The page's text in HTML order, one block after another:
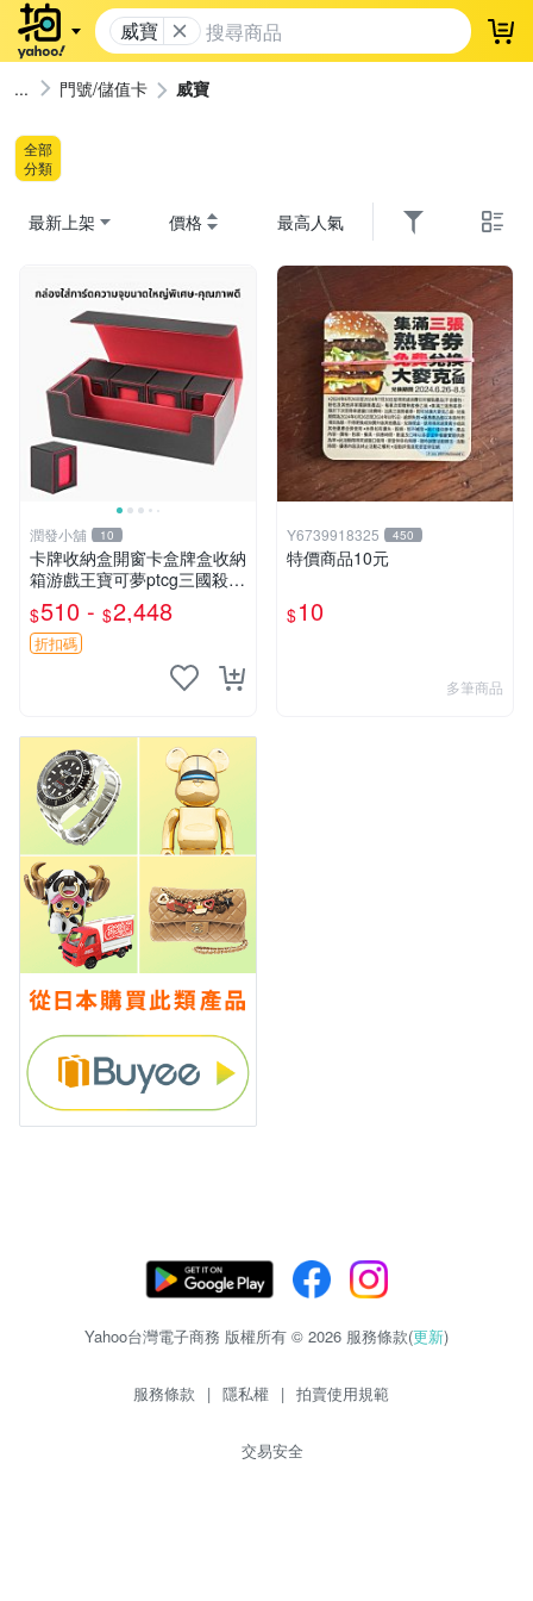
威寶 登
門號/儲值卡 威寶
全部
分類
最新上架 價格 最高人氣
潤發小舖 10
卡牌收納盒開窗卡盒牌盒收納
箱游戲王寶可夢ptcg三國殺海
賊王dtcg
$510 - $2,448
折扣碼
Y6739918325 450
特價商品10元
$10
多筆商品
Yahoo台灣電子商務 版權所有 © 2026 服務條款(更新)
服務條款 | 隱私權 | 拍賣使用規範
交易安全